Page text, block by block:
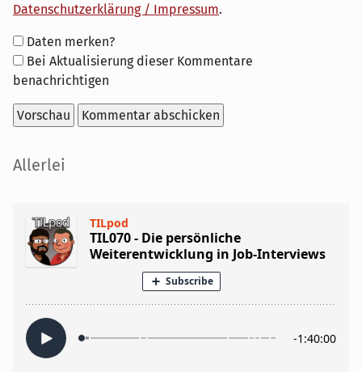
Datenschutzerklärung / Impressum.
Formular-
Optionen
Daten merken?
Bei Aktualisierung dieser Kommentare
benachrichtigen
Seitenleiste
Allerlei